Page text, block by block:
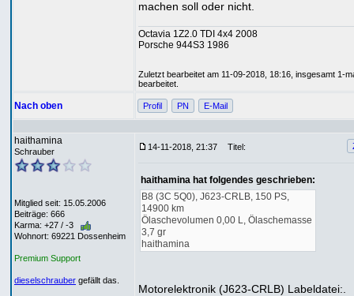
machen soll oder nicht.
Octavia 1Z2.0 TDI 4x4 2008
Porsche 944S3 1986
Zuletzt bearbeitet am 11-09-2018, 18:16, insgesamt 1-
bearbeitet.
Nach oben Profil PN E-Mail
haithamina
Schrauber
Mitglied seit: 15.05.2006
Beiträge: 666
Karma: +27 / -3
Wohnort: 69221 Dossenheim
Premium Support
dieselschrauber gefällt das.
14-11-2018, 21:37 Titel:
haithamina hat folgendes geschrieben:
B8 (3C 5Q0), J623-CRLB, 150 PS,
14900 km
Ölaschevolumen 0,00 L, Ölaschemasse
3,7 gr
haithamina
Motorelektronik (J623-CRLB) Labeldatei:.